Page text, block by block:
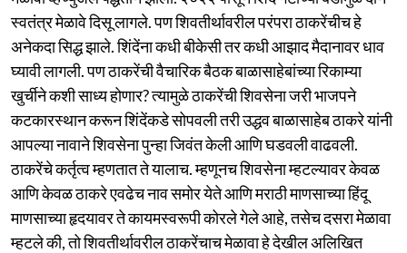
स्वतंत्र मेळावे दिसू लागले. पण शिवतीर्थावरील परंपरा ठाकरेंचीच हे
अनेकदा सिद्ध झाले. शिंदेंना कधी बीकेसी तर कधी आझाद मैदानावर धाव
घ्यावी लागली. पण ठाकरेंची वैचारिक बैठक बाळासाहेबांच्या रिकाम्या
खुर्चीने कशी साध्य होणार? त्यामुळे ठाकरेंची शिवसेना जरी भाजपने
कटकारस्थान करून शिंदेंकडे सोपवली तरी उद्धव बाळासाहेब ठाकरे यांनी
आपल्या नावाने शिवसेना पुन्हा जिवंत केली आणि घडवली वाढवली.
ठाकरेंचे कर्तृत्व म्हणतात ते यालाच. म्हणूनच शिवसेना म्हटल्यावर केवळ
आणि केवळ ठाकरे एवढेच नाव समोर येते आणि मराठी माणसाच्या हिंदू
माणसाच्या हृदयावर ते कायमस्वरूपी कोरले गेले आहे, तसेच दसरा मेळावा
म्हटले की, तो शिवतीर्थावरील ठाकरेंचाच मेळावा हे देखील अलिखित